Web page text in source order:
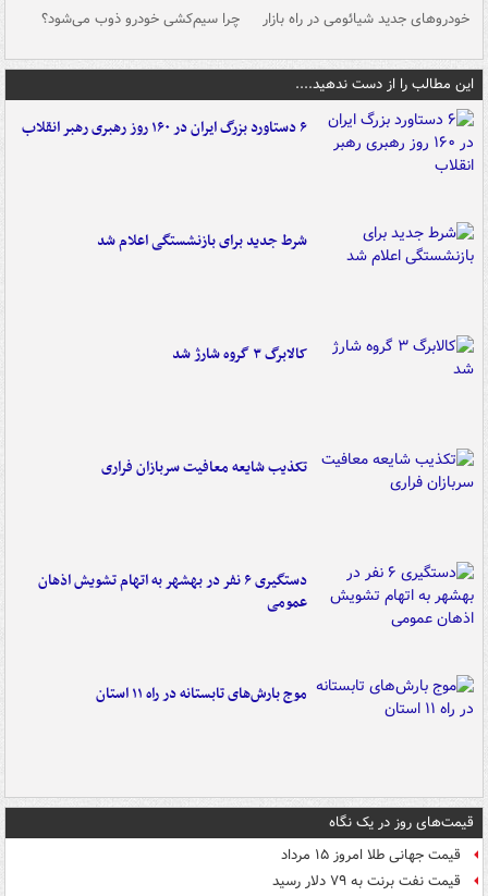
خودروهای جدید شیائومی در راه بازار چرا سیم‌کشی خودرو ذوب می‌شود؟
این مطالب را از دست ندهید....
۶ دستاورد بزرگ ایران در ۱۶۰ روز رهبری رهبر انقلاب
شرط جدید برای بازنشستگی اعلام شد
کالابرگ ۳ گروه شارژ شد
تکذیب شایعه معافیت سربازان فراری
دستگیری ۶ نفر در بهشهر به اتهام تشویش اذهان
عمومی
موج بارش‌های تابستانه در راه ۱۱ استان
قیمت‌های روز در یک نگاه
قیمت جهانی طلا امروز ۱۵ مرداد
قیمت نفت برنت به ۷۹ دلار رسید